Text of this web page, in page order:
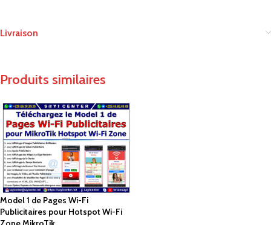
Livraison
Produits similaires
Model 1 de Pages Wi-Fi
Publicitaires pour Hotspot Wi-Fi